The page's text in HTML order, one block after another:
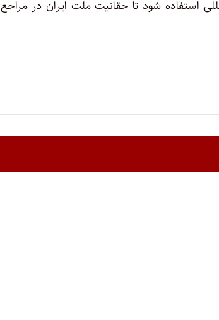
استفاده شود تا حقانیت ملت ایران در مراجع